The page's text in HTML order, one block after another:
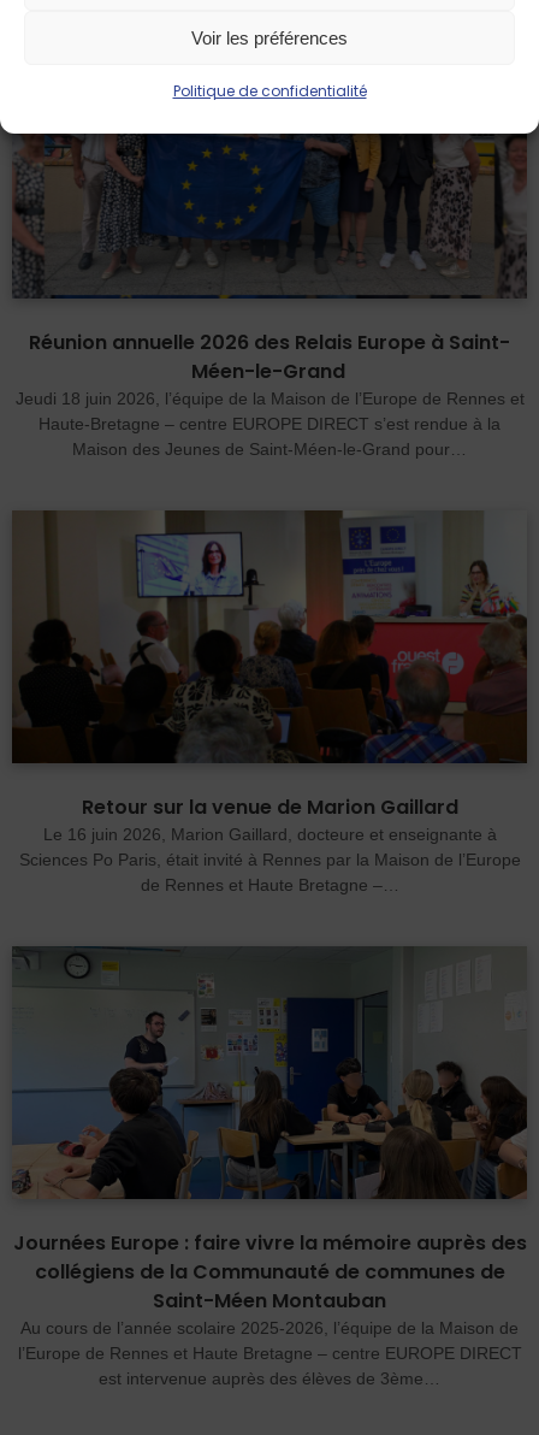
Voir les préférences
Politique de confidentialité
Réunion annuelle 2026 des Relais Europe à Saint-
Méen-le-Grand
Jeudi 18 juin 2026, l’équipe de la Maison de l’Europe de Rennes et
Haute-Bretagne – centre EUROPE DIRECT s’est rendue à la
Maison des Jeunes de Saint-Méen-le-Grand pour…
Retour sur la venue de Marion Gaillard
Le 16 juin 2026, Marion Gaillard, docteure et enseignante à
Sciences Po Paris, était invité à Rennes par la Maison de l’Europe
de Rennes et Haute Bretagne –…
Journées Europe : faire vivre la mémoire auprès des
collégiens de la Communauté de communes de
Saint-Méen Montauban
Au cours de l’année scolaire 2025-2026, l’équipe de la Maison de
l’Europe de Rennes et Haute Bretagne – centre EUROPE DIRECT
est intervenue auprès des élèves de 3ème…